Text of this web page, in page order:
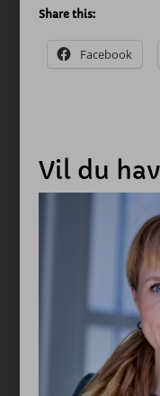
Share this:
Facebook
Vil du